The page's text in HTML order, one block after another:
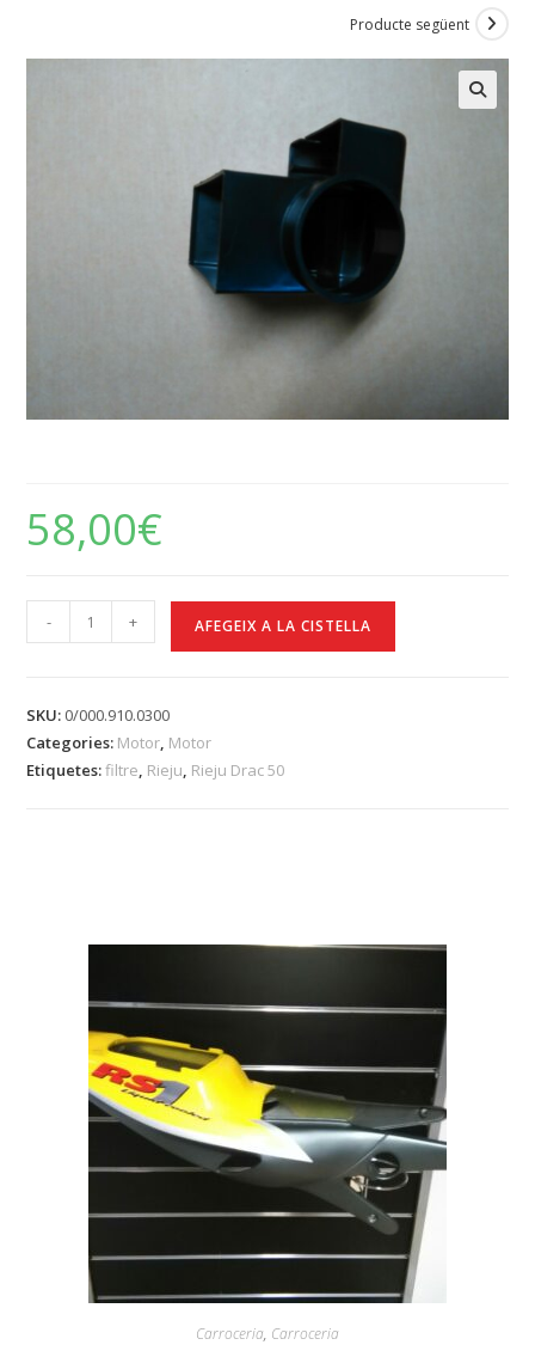
Producte següent
58,00€
quantitat
de
Caixa
filtre
- + AFEGEIX A LA CISTELLA
SKU: 0/000.910.0300
Categories: Motor, Motor
Etiquetes:filtre, Rieju, Rieju Drac 50
Carroceria, Carroceria